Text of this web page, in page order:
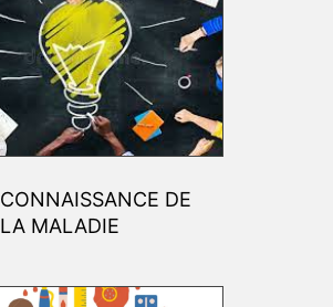
CONNAISSANCE DE
LA MALADIE